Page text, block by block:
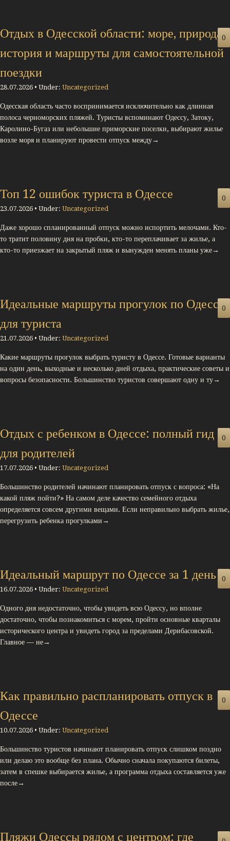
Отдых в Одесской области: море, природа,
история и маршруты для самостоятельной
поездки
28.07.2026 • Under: Uncategorized
0
Одесская область часто воспринимается исключительно как длинная
полоса черноморских пляжей. Туристы вспоминают Одессу, Затоку,
Каролино-Бугаз или небольшие приморские поселки, выбирают жилье
возле моря и планируют провести отпуск между→
Топ 12 ошибок туриста в Одессе
23.07.2026 • Under: Uncategorized
0
Даже хорошо спланированный отпуск можно испортить мелочами. Кто-
то тратит половину дня на пробки, кто-то переплачивает за жилье, а
кто-то приезжает на закрытый пляж и вынужден менять планы уже→
Идеальные маршруты прогулок по Одессе
для туриста
21.07.2026 • Under: Uncategorized
0
Какие маршруты прогулок выбрать туристу в Одессе. Готовые варианты
на один день, выходные и несколько дней отдыха, практические советы и
вопросы безопасности. Большинство туристов совершают одну и ту→
Отдых с ребенком в Одессе: полный гид
для родителей
17.07.2026 • Under: Uncategorized
0
Большинство родителей начинают планировать отпуск с вопроса: «На
какой пляж пойти?» На самом деле качество семейного отдыха
определяется совсем другими вещами. Если неправильно выбрать жилье,
перегрузить ребенка прогулками→
Идеальный маршрут по Одессе за 1 день
16.07.2026 • Under: Uncategorized
0
Одного дня недостаточно, чтобы увидеть всю Одессу, но вполне
достаточно, чтобы познакомиться с морем, пройти основные кварталы
исторического центра и увидеть город за пределами Дерибасовской.
Главное — не→
Как правильно распланировать отпуск в
Одессе
10.07.2026 • Under: Uncategorized
0
Большинство туристов начинают планировать отпуск слишком поздно
или делаю это вообще без плана. Обычно сначала покупаются билеты,
затем в спешке выбирается жилье, а программа отдыха составляется уже
после→
Пляжи Одессы рядом с центром: где